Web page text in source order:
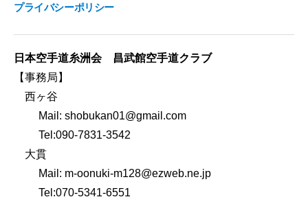
プライバシーポリシー
日本空手道糸洲会 昌武館空手道クラブ
【事務局】
西ヶ谷
Mail: shobukan01@gmail.com
Tel:090-7831-3542
大貫
Mail: m-oonuki-m128@ezweb.ne.jp
Tel:070-5341-6551